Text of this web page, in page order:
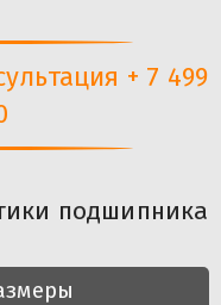
+ 7 499
подшипника